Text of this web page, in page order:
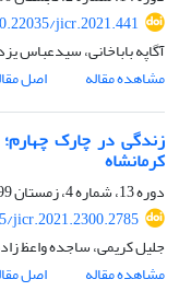
jicr.2021.441
آگاپه باباخانی، سیدعباس
مشاهده مقاله
اصل
زندگی در چارک
کرمانشاه
دوره 13، شماره 4، زمستان 1399، صفحه
jicr.2021.2300.2785
جلیل کریمی، ساجده واعظ
مشاهده مقاله
اصل